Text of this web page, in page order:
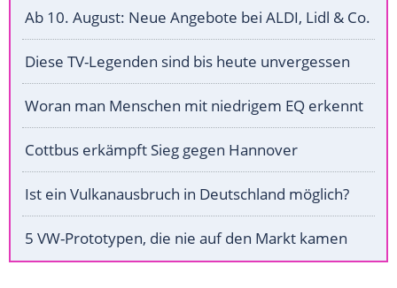
Ab 10. August: Neue Angebote bei ALDI, Lidl & Co.
Diese TV-Legenden sind bis heute unvergessen
Woran man Menschen mit niedrigem EQ erkennt
Cottbus erkämpft Sieg gegen Hannover
Ist ein Vulkanausbruch in Deutschland möglich?
5 VW-Prototypen, die nie auf den Markt kamen